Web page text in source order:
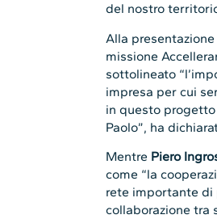
del nostro
Alla
missione
sottolineato
impresa per cui
in questo
Paolo”, ha
Mentre Piero
come “la
rete importante
collaborazione tra